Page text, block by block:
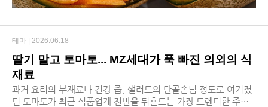
딸기 말고 토마토... MZ세대가 푹 빠진 의외의 식
재료
과거 요리의 부재료나 건강 즙, 샐러드의 단골손님 정도로 여겨졌
던 토마토가 최근 식품업계 전반을 뒤흔드는 가장 트렌디한 주역
테마 | 2026.06.18